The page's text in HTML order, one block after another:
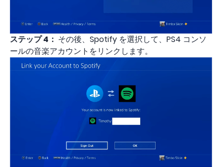
ステップ 4： その後、Spotify を選択して、PS4 コンソ
ールの音楽アカウントをリンクします。